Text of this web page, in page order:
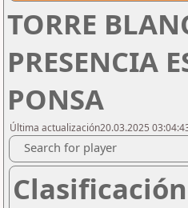
TORRE
PRESENCIA
PONSA
Última actualización20.03.2025
Search for player